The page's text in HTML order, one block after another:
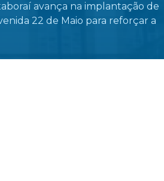
avança na implantação de
22 de Maio para reforçar a